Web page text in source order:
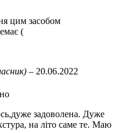
факторів зовнішнього
клітин, покращує білковий
відлущування відмінно
бар’єр шкіри і дрібні зморшки
поліпшується.
цим засобом
(
– 20.06.2022
задоволена. Дуже
на літо саме те. Маю